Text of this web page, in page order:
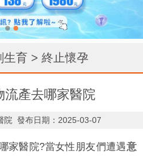
生育 > 終止懷孕
流產去哪家醫院
院 發布日期：2025-03-07
家醫院?當女性朋友們遭遇意